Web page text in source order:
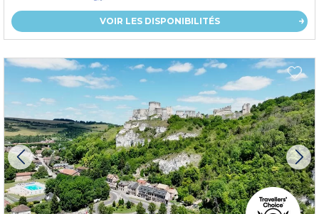
VOIR LES DISPONIBILITÉS